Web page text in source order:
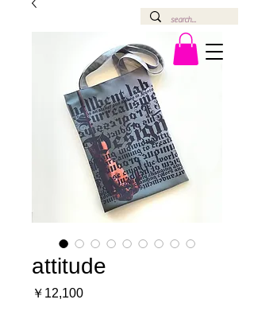
attitude
￥12,100価